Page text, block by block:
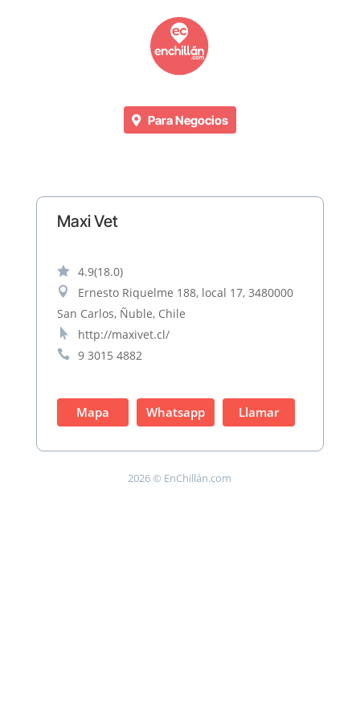
Para Negocios
Maxi Vet
 4.9(18.0)

Ernesto Riquelme 188, local 17, 3480000
San Carlos, Ñuble, Chile
 http://maxivet.cl/
 9 3015 4882
Mapa Whatsapp Llamar
2026 © EnChillán.com